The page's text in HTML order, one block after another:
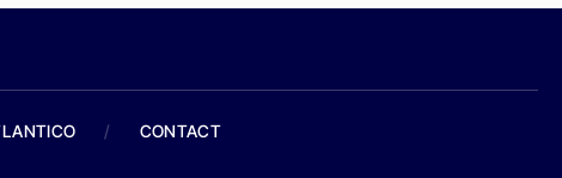
/ CONTACT